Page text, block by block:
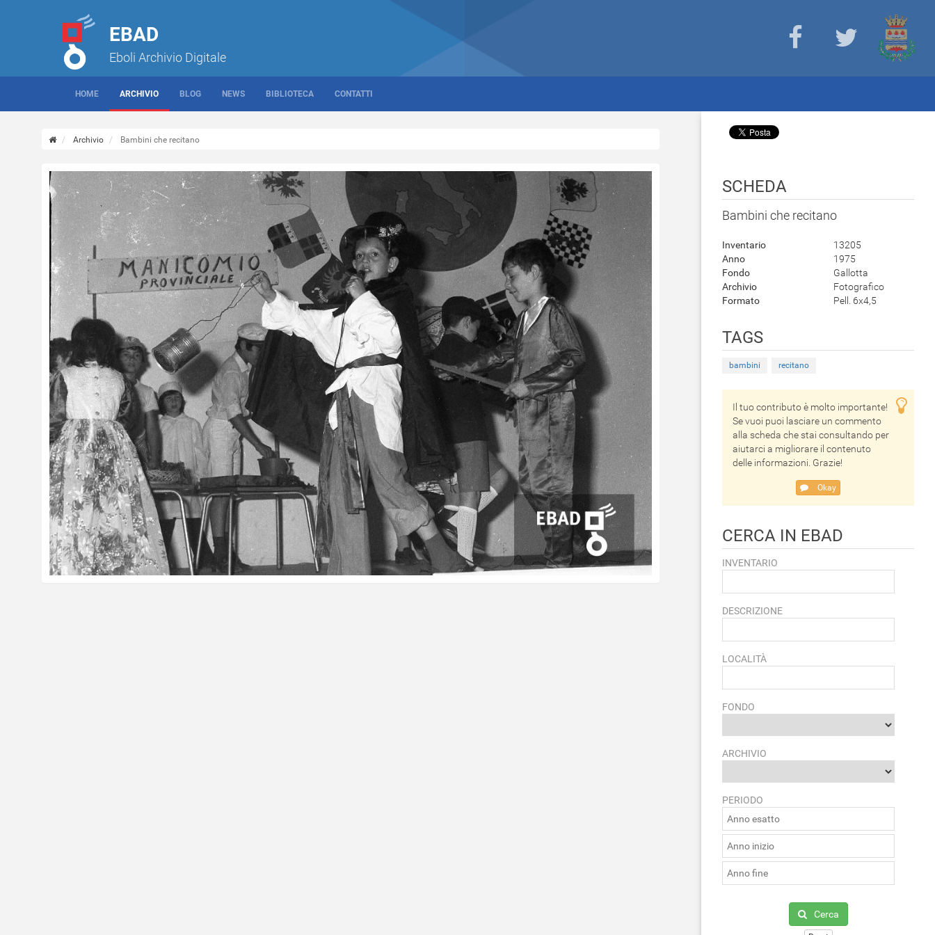
EBAD
Eboli Archivio Digitale
HOME ARCHIVIO BLOG NEWS BIBLIOTECA CONTATTI
Archivio Bambini che recitano
SCHEDA
Bambini che recitano
Inventario
13205
Anno
1975
Fondo
Gallotta
Archivio
Fotografico
Formato
Pell. 6x4,5
TAGS
bambini recitano
Il tuo contributo è molto importante!
Se vuoi puoi lasciare un commento
alla scheda che stai consultando per
aiutarci a migliorare il contenuto
delle informazioni. Grazie!
Okay
CERCA IN EBAD
INVENTARIO
DESCRIZIONE
LOCALITÀ
FONDO
ARCHIVIO
PERIODO
Cerca